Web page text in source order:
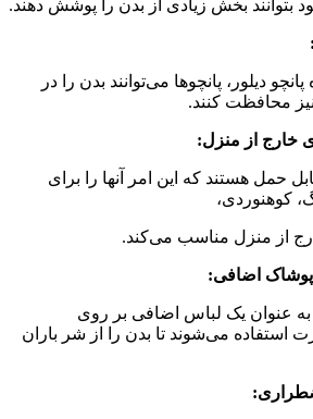
بتوانند بخش زیادی از بدن را پوشش دهند.
دیلور، پانچوها می‌توانند بدن را در
نیز محافظت کنند.
حمل هستند که این امر آنها را برای
کوهنوردی،
از منزل مناسب می‌کند.
به عنوان یک لباس اضافی بر روی
استفاده می‌شوند تا بدن را از شر باران